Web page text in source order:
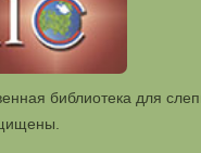
библиотека для